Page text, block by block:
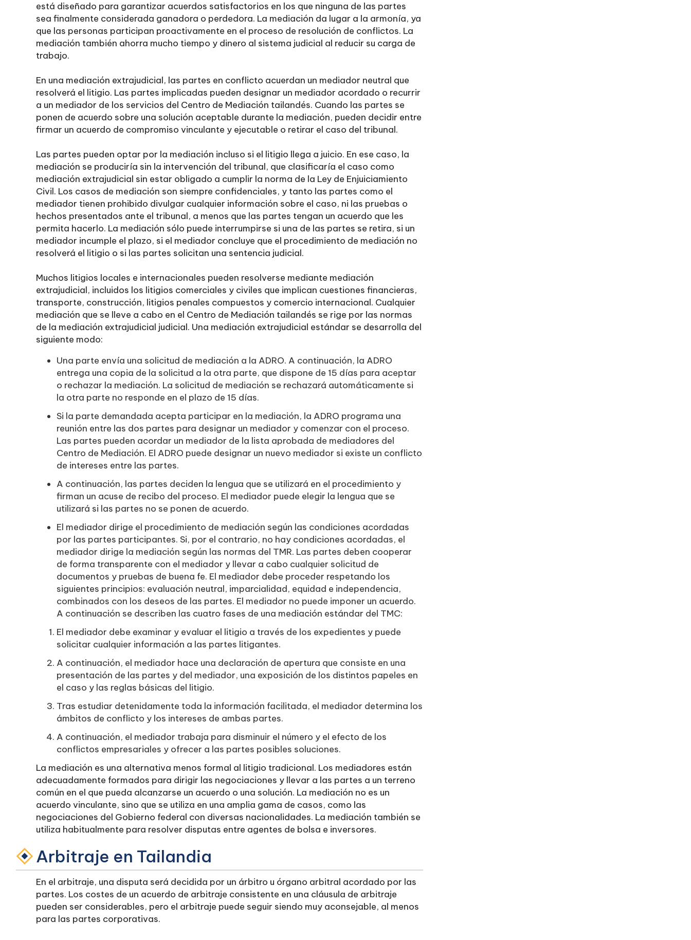
está diseñado para garantizar acuerdos satisfactorios en los que ninguna de las partes
sea finalmente considerada ganadora o perdedora. La mediación da lugar a la armonía, ya
que las personas participan proactivamente en el proceso de resolución de conflictos. La
mediación también ahorra mucho tiempo y dinero al sistema judicial al reducir su carga de
trabajo.
En una mediación extrajudicial, las partes en conflicto acuerdan un mediador neutral que
resolverá el litigio. Las partes implicadas pueden designar un mediador acordado o recurrir
a un mediador de los servicios del Centro de Mediación tailandés. Cuando las partes se
ponen de acuerdo sobre una solución aceptable durante la mediación, pueden decidir entre
firmar un acuerdo de compromiso vinculante y ejecutable o retirar el caso del tribunal.
Las partes pueden optar por la mediación incluso si el litigio llega a juicio. En ese caso, la
mediación se produciría sin la intervención del tribunal, que clasificaría el caso como
mediación extrajudicial sin estar obligado a cumplir la norma de la Ley de Enjuiciamiento
Civil. Los casos de mediación son siempre confidenciales, y tanto las partes como el
mediador tienen prohibido divulgar cualquier información sobre el caso, ni las pruebas o
hechos presentados ante el tribunal, a menos que las partes tengan un acuerdo que les
permita hacerlo. La mediación sólo puede interrumpirse si una de las partes se retira, si un
mediador incumple el plazo, si el mediador concluye que el procedimiento de mediación no
resolverá el litigio o si las partes solicitan una sentencia judicial.
Muchos litigios locales e internacionales pueden resolverse mediante mediación
extrajudicial, incluidos los litigios comerciales y civiles que implican cuestiones financieras,
transporte, construcción, litigios penales compuestos y comercio internacional. Cualquier
mediación que se lleve a cabo en el Centro de Mediación tailandés se rige por las normas
de la mediación extrajudicial judicial. Una mediación extrajudicial estándar se desarrolla del
siguiente modo:
Una parte envía una solicitud de mediación a la ADRO. A continuación, la ADRO
entrega una copia de la solicitud a la otra parte, que dispone de 15 días para aceptar
o rechazar la mediación. La solicitud de mediación se rechazará automáticamente si
la otra parte no responde en el plazo de 15 días.
Si la parte demandada acepta participar en la mediación, la ADRO programa una
reunión entre las dos partes para designar un mediador y comenzar con el proceso.
Las partes pueden acordar un mediador de la lista aprobada de mediadores del
Centro de Mediación. El ADRO puede designar un nuevo mediador si existe un conflicto
de intereses entre las partes.
A continuación, las partes deciden la lengua que se utilizará en el procedimiento y
firman un acuse de recibo del proceso. El mediador puede elegir la lengua que se
utilizará si las partes no se ponen de acuerdo.
El mediador dirige el procedimiento de mediación según las condiciones acordadas
por las partes participantes. Si, por el contrario, no hay condiciones acordadas, el
mediador dirige la mediación según las normas del TMR. Las partes deben cooperar
de forma transparente con el mediador y llevar a cabo cualquier solicitud de
documentos y pruebas de buena fe. El mediador debe proceder respetando los
siguientes principios: evaluación neutral, imparcialidad, equidad e independencia,
combinados con los deseos de las partes. El mediador no puede imponer un acuerdo.
A continuación se describen las cuatro fases de una mediación estándar del TMC:
El mediador debe examinar y evaluar el litigio a través de los expedientes y puede
solicitar cualquier información a las partes litigantes.
A continuación, el mediador hace una declaración de apertura que consiste en una
presentación de las partes y del mediador, una exposición de los distintos papeles en
el caso y las reglas básicas del litigio.
Tras estudiar detenidamente toda la información facilitada, el mediador determina los
ámbitos de conflicto y los intereses de ambas partes.
A continuación, el mediador trabaja para disminuir el número y el efecto de los
conflictos empresariales y ofrecer a las partes posibles soluciones.
La mediación es una alternativa menos formal al litigio tradicional. Los mediadores están
adecuadamente formados para dirigir las negociaciones y llevar a las partes a un terreno
común en el que pueda alcanzarse un acuerdo o una solución. La mediación no es un
acuerdo vinculante, sino que se utiliza en una amplia gama de casos, como las
negociaciones del Gobierno federal con diversas nacionalidades. La mediación también se
utiliza habitualmente para resolver disputas entre agentes de bolsa e inversores.
Arbitraje en Tailandia
En el arbitraje, una disputa será decidida por un árbitro u órgano arbitral acordado por las
partes. Los costes de un acuerdo de arbitraje consistente en una cláusula de arbitraje
pueden ser considerables, pero el arbitraje puede seguir siendo muy aconsejable, al menos
para las partes corporativas.